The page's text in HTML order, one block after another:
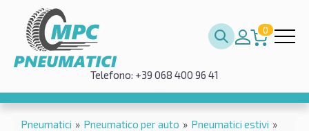
0
Telefono: +39 068 400 96 41
Pneumatici » Pneumatico per auto » Pneumatici estivi »